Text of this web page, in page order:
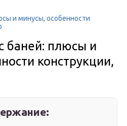
и минусы, особенности
баней: плюсы и
конструкции,